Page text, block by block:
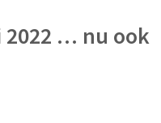
2022 … nu ook